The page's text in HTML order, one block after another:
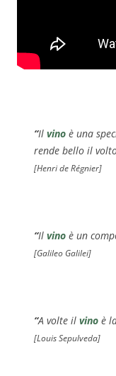
“Il vino è una
rende bello il
[Henri de Régnier]
“Il vino è un
[Galileo Galilei]
“A volte il vino è
[Louis Sepulveda]